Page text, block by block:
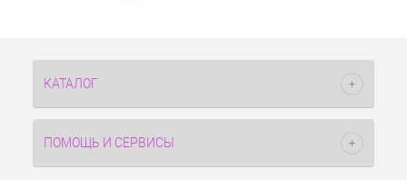
КАТАЛОГ
ПОМОЩЬ И СЕРВИСЫ